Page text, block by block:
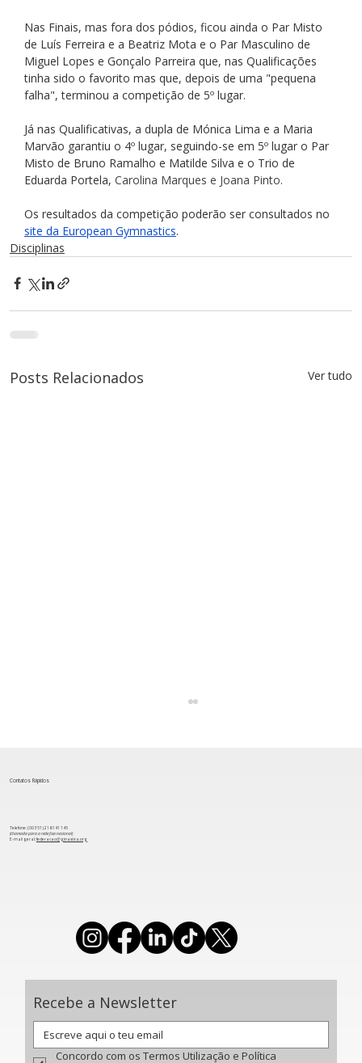
Nas Finais, mas fora dos pódios, ficou ainda o Par Misto
de Luís Ferreira e a Beatriz Mota e o Par Masculino de
Miguel Lopes e Gonçalo Parreira que, nas Qualificações
tinha sido o favorito mas que, depois de uma "pequena
falha", terminou a competição de 5º lugar.
Já nas Qualificativas, a dupla de Mónica Lima e a Maria
Marvão garantiu o 4º lugar, seguindo-se em 5º lugar o Par
Misto de Bruno Ramalho e Matilde Silva e o Trio de
Eduarda Portela, Carolina Marques e Joana Pinto.
Os resultados da competição poderão ser consultados no
site da European Gymnastics.
Disciplinas
Posts Relacionados Ver tudo
Europeia por Grupos de Idades
Recebe a Newsletter
Concordo com os Termos Utilização e Política
Contatos Rápidos
Telefone: (00 351) 218 141 145
(chamada para a rede fixa nacional)
​E-mail geral:federacao@ginastica.org